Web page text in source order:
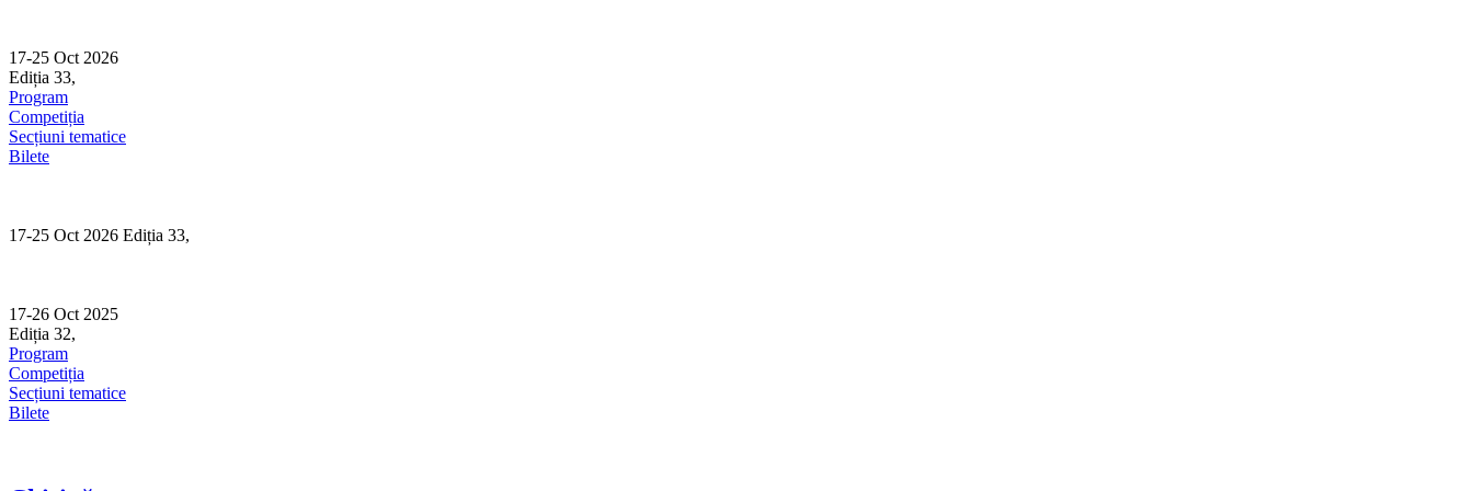
content
17-25 Oct 2026
Ediția 33,
Program
Competiția
Secțiuni tematice
Bilete
17-25 Oct 2026 Ediția 33,
17-26 Oct 2025
Ediția 32,
Program
Competiția
Secțiuni tematice
Bilete